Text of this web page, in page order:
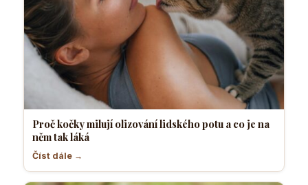
Proč kočky milují olizování lidského potu a co je na
něm tak láká
Číst dále →